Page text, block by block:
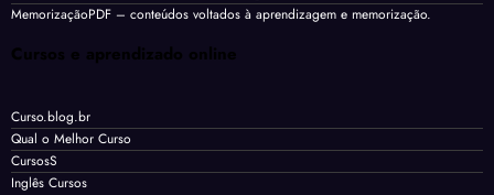
MemorizaçãoPDF – conteúdos voltados à aprendizagem e memorização.
Cursos e aprendizado online
Curso.blog.br
Qual o Melhor Curso
CursosS
Inglês Cursos